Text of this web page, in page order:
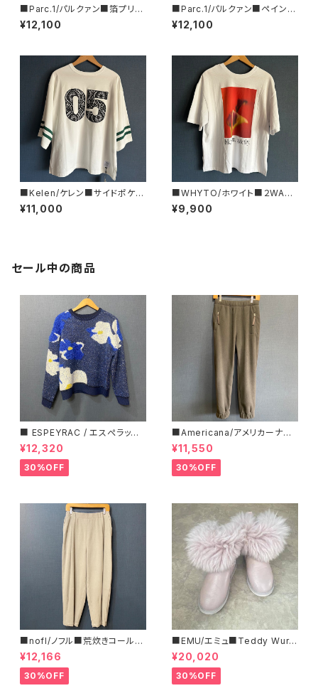
■Parc.1/パルクァン■箔プリン
トカットソー■108-076120
¥12,100
■Parc.1/パルクァン■ペイント
フォイルTee■107-076121
¥12,100
■Kelen/ケレン■サイドポケッ
ト・スウェットTEE■KLM26HC
S1203
¥11,000
■WHYTO/ホワイト■２WAY
プリントTシャツ■WHT26HC
S4015
¥9,900
セール中の商品
■ ESPEYRAC / エスぺラック
■ フラワーモチーフニット■YE
LLOW & NAVY■ 超カワイイ！
¥12,320
30%OFF
■Americana/アメリカーナ■
マイクロフリース・イージーパン
ツ■
¥11,550
30%OFF
■nofl/ノフル■荒炊きコール天
テーパードパンツ■ゆるっとバ
ルーンシルエット
¥12,166
30%OFF
■EMU/エミュ■Teddy Wurr
en■撥水サイドジッパーブーツ
¥20,020
30%OFF